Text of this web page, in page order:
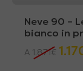
laminate
Soffio 85,
Neve 90 –
bianco in
A 1.871 €